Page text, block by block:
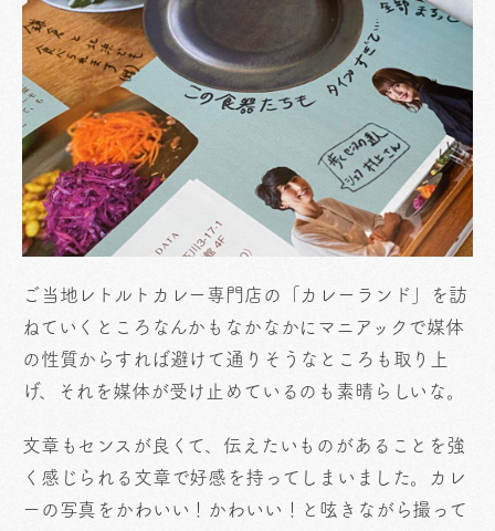
ご当地レトルトカレー専門店の「カレーランド」を訪
ねていくところなんかもなかなかにマニアックで媒体
の性質からすれば避けて通りそうなところも取り上
げ、それを媒体が受け止めているのも素晴らしいな。
文章もセンスが良くて、伝えたいものがあることを強
く感じられる文章で好感を持ってしまいました。カレ
ーの写真をかわいい！かわいい！と呟きながら撮って